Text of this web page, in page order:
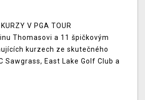
V PGA TOUR
Thomasovi a 11 špičkovým
kurzech ze skutečného
Sawgrass, East Lake Golf Club a